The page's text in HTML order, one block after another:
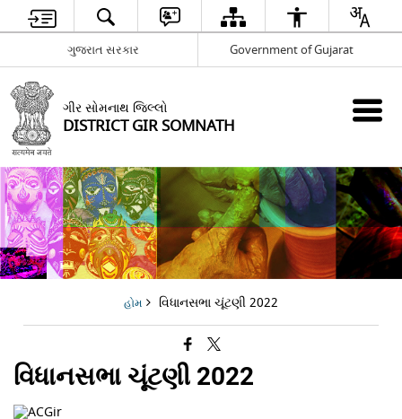
ગુજરાત સરકાર Government of Gujarat
ગીર સોમનાથ જિલ્લો
DISTRICT GIR SOMNATH
હોમ વિધાનસભા ચૂંટણી 2022
વિધાનસભા ચૂંટણી 2022